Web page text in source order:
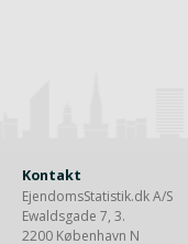
Kontakt
EjendomsStatistik.dk A/S
Ewaldsgade 7, 3.
2200 København N